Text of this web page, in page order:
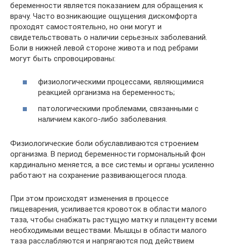
беременности является показанием для обращения к
врачу. Часто возникающие ощущения дискомфорта
проходят самостоятельно, но они могут и
свидетельствовать о наличии серьезных заболеваний.
Боли в нижней левой стороне живота и под ребрами
могут быть спровоцированы:
физиологическими процессами, являющимися
реакцией организма на беременность;
патологическими проблемами, связанными с
наличием какого-либо заболевания.
Физиологические боли обуславливаются строением
организма. В период беременности гормональный фон
кардинально меняется, а все системы и органы усиленно
работают на сохранение развивающегося плода.
При этом происходят изменения в процессе
пищеварения, усиливается кровоток в области малого
таза, чтобы снабжать растущую матку и плаценту всеми
необходимыми веществами. Мышцы в области малого
таза расслабляются и напрягаются под действием